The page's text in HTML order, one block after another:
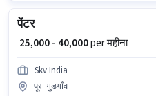
पेंटर
₹ 25,000 - 40,000per महीना
Skv India
पूरा गुडगाँव